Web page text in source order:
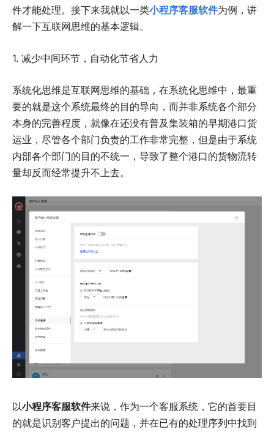
件才能处理。接下来我就以一类小程序客服软件为例，讲
解一下互联网思维的基本逻辑。
1. 减少中间环节，自动化节省人力
系统化思维是互联网思维的基础，在系统化思维中，最重
要的就是这个系统最终的目的导向，而并非系统各个部分
本身的完善程度，就像在还没有普及集装箱的早期港口货
运业，尽管各个部门负责的工作非常完整，但是由于系统
内部各个部门的目的不统一，导致了整个港口的货物流转
量却反而经常提升不上去。
以小程序客服软件来说，作为一个客服系统，它的首要目
的就是识别客户提出的问题，并在已有的处理序列中找到